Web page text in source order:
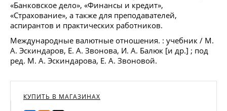
«Банковское дело», «Финансы и кредит»,
«Страхование», а также для преподавателей,
аспирантов и практических работников.
Международные валютные отношения. : учебник / М.
А. Эскиндаров, Е. А. Звонова, И. А. Балюк [и др.] ; под
ред. М. А. Эскиндарова, Е. А. Звоновой.
КУПИТЬ В МАГАЗИНАХ